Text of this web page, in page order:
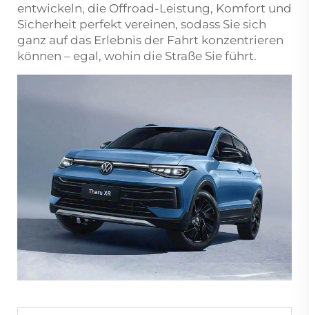
entwickeln, die Offroad-Leistung, Komfort und
Sicherheit perfekt vereinen, sodass Sie sich
ganz auf das Erlebnis der Fahrt konzentrieren
können – egal, wohin die Straße Sie führt.